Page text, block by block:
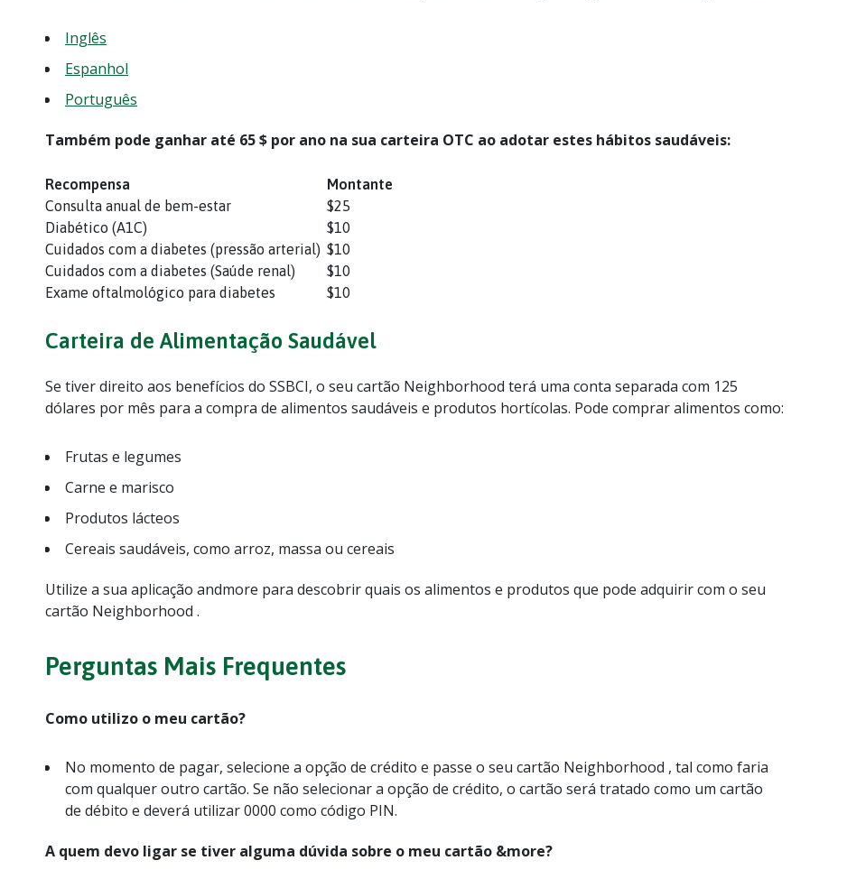
Inglês
Espanhol
Português
Também pode ganhar até 65 $ por ano na sua carteira OTC ao adotar estes hábitos saudáveis:
Recompensa
Montante
Consulta anual de bem-estar
$25
Diabético (A1C)
$10
Cuidados com a diabetes (pressão arterial) $10
Cuidados com a diabetes (Saúde renal)
$10
Exame oftalmológico para diabetes
$10
Carteira de Alimentação Saudável
Se tiver direito aos benefícios do SSBCI, o seu cartão Neighborhood terá uma conta separada com 125
dólares por mês para a compra de alimentos saudáveis e produtos hortícolas. Pode comprar alimentos como:
Frutas e legumes
Carne e marisco
Produtos lácteos
Cereais saudáveis, como arroz, massa ou cereais
Utilize a sua aplicação andmore para descobrir quais os alimentos e produtos que pode adquirir com o seu
cartão Neighborhood .
Perguntas Mais Frequentes
Como utilizo o meu cartão?
No momento de pagar, selecione a opção de crédito e passe o seu cartão Neighborhood , tal como faria
com qualquer outro cartão. Se não selecionar a opção de crédito, o cartão será tratado como um cartão
de débito e deverá utilizar 0000 como código PIN.
A quem devo ligar se tiver alguma dúvida sobre o meu cartão &more?